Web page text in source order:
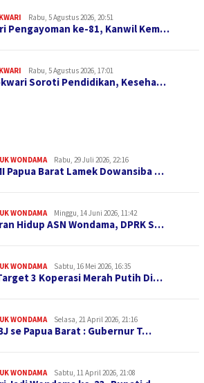
Rabu, 5 Agustus 2026, 20:51
Pengayoman ke-81, Kanwil Kem…
Rabu, 5 Agustus 2026, 17:01
Soroti Pendidikan, Keseha…
WONDAMA Rabu, 29 Juli 2026, 22:16
Papua Barat Lamek Dowansiba …
WONDAMA Minggu, 14 Juni 2026, 11:42
Hidup ASN Wondama, DPRK S…
WONDAMA Sabtu, 16 Mei 2026, 16:35
3 Koperasi Merah Putih Di…
WONDAMA Selasa, 21 April 2026, 21:16
se Papua Barat : Gubernur T…
WONDAMA Sabtu, 11 April 2026, 21:08